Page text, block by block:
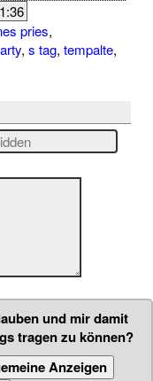
pries,
, s tag, tempalte,
und mir damit
tragen zu können?
Anzeigen